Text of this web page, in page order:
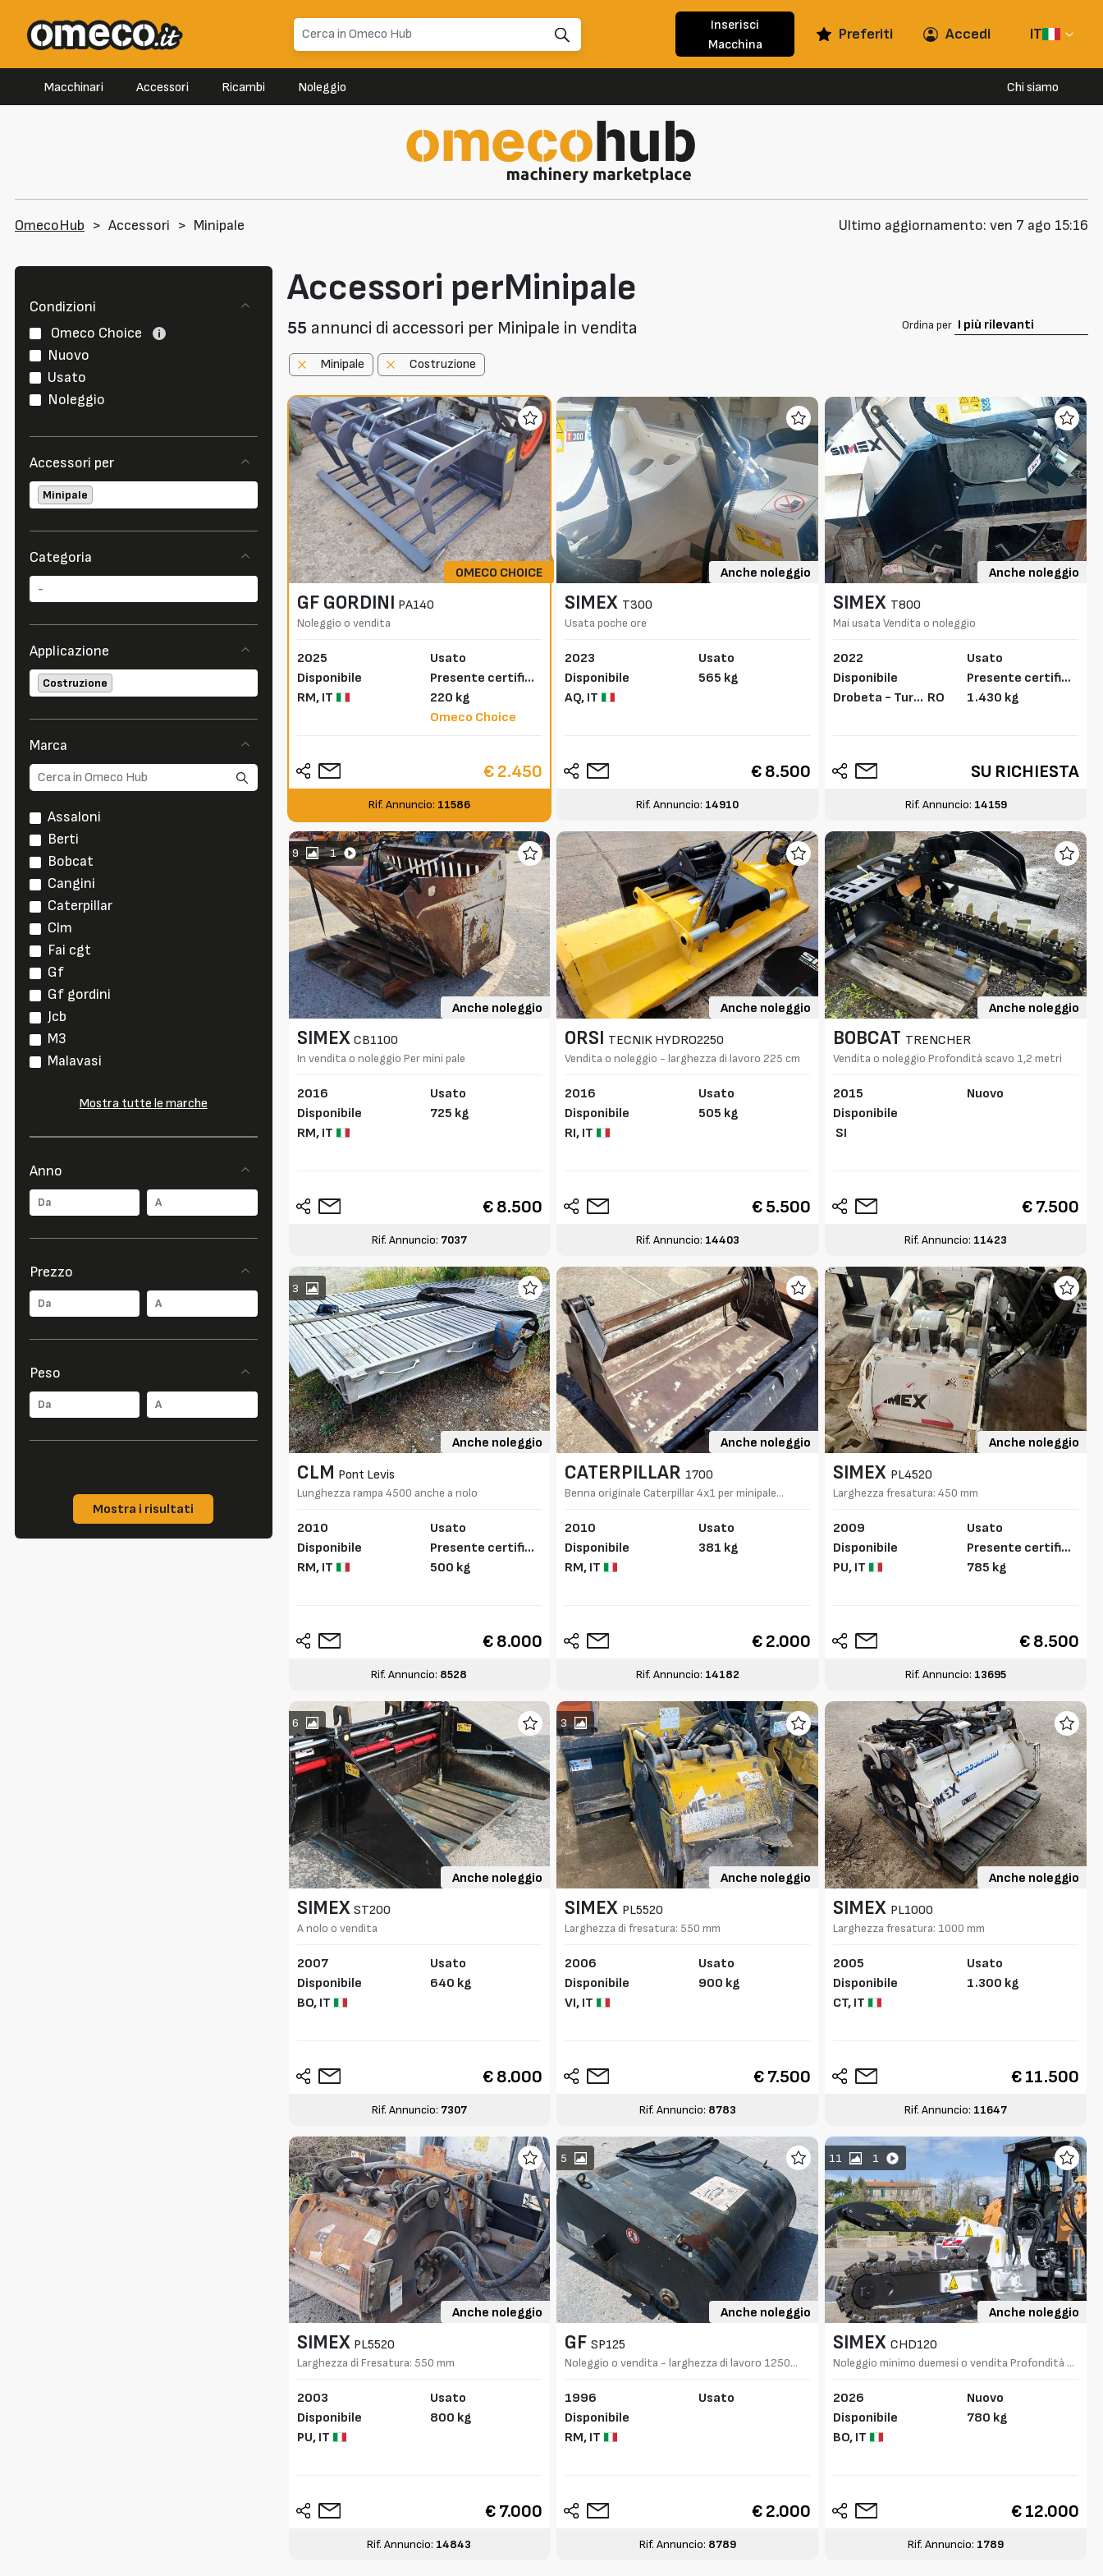
Inserisci
Macchina
Preferiti Accedi IT
Macchinari Accessori Ricambi Noleggio Chi siamo
OmecoHub > Accessori > Minipale Ultimo aggiornamento: ven 7 ago 15:16
Condizioni
Omeco Choice
Nuovo
Usato
Noleggio
Accessori per
Minipale
Categoria
Applicazione
Costruzione
Marca
Assaloni
Berti
Bobcat
Cangini
Caterpillar
Clm
Fai cgt
Gf
Gf gordini
Jcb
M3
Malavasi
Mostra tutte le marche
Anno
Prezzo
Peso
Mostra i risultati
Accessori perMinipale
55 annunci di accessori per Minipale in vendita Ordina per
Minipale Costruzione
OMECO CHOICE
GF GORDINI PA140
Noleggio o vendita
2025
Disponibile
RM,IT
Usato
Presente certifica
to CE
220 kg
Omeco Choice
€ 2.450
Rif. Annuncio: 11586
Anche noleggio
SIMEX T300
Usata poche ore
2023
Disponibile
AQ, IT
Usato
565 kg
€ 8.500
Rif. Annuncio: 14910
Anche noleggio
SIMEX T800
Mai usata Vendita o noleggio
2022
Disponibile
Drobeta - Turn RO
Usato
Presente certifica
to CE
1.430 kg
SU RICHIESTA
Rif. Annuncio: 14159
9 1
Anche noleggio
SIMEX CB1100
In vendita o noleggio Per mini pale
2016
Disponibile
RM,IT
Usato
725 kg
€ 8.500
Rif. Annuncio: 7037
Anche noleggio
ORSI TECNIK HYDRO2250
Vendita o noleggio - larghezza di lavoro 225 cm
2016
Disponibile
RI, IT
Usato
505 kg
€ 5.500
Rif. Annuncio: 14403
Anche noleggio
BOBCAT TRENCHER
Vendita o noleggio Profondità scavo 1,2 metri
2015
Disponibile
SI
Nuovo
€ 7.500
Rif. Annuncio: 11423
3
Anche noleggio
CLM Pont Levis
Lunghezza rampa 4500 anche a nolo
2010
Disponibile
RM,IT
Usato
Presente certifica
to CE
500 kg
€ 8.000
Rif. Annuncio: 8528
Anche noleggio
CATERPILLAR 1700
Benna originale Caterpillar 4x1 per minipale
2010
Disponibile
RM, IT
Usato
381 kg
€ 2.000
Rif. Annuncio: 14182
Anche noleggio
SIMEX PL4520
Larghezza fresatura: 450 mm
2009
Disponibile
PU, IT
Usato
Presente certifica
to CE
785 kg
€ 8.500
Rif. Annuncio: 13695
6
Anche noleggio
SIMEX ST200
A nolo o vendita
2007
Disponibile
BO,IT
Usato
640 kg
€ 8.000
Rif. Annuncio: 7307
3
Anche noleggio
SIMEX PL5520
Larghezza di fresatura: 550 mm
2006
Disponibile
VI, IT
Usato
900 kg
€ 7.500
Rif. Annuncio: 8783
Anche noleggio
SIMEX PL1000
Larghezza fresatura: 1000 mm
2005
Disponibile
CT, IT
Usato
1.300 kg
€ 11.500
Rif. Annuncio: 11647
Anche noleggio
SIMEX PL5520
Larghezza di Fresatura: 550 mm
2003
Disponibile
PU,IT
Usato
800 kg
€ 7.000
Rif. Annuncio: 14843
5
Anche noleggio
GF SP125
Noleggio o vendita - larghezza di lavoro 1250
1996
Disponibile
RM, IT
Usato
€ 2.000
Rif. Annuncio: 8789
11 1
Anche noleggio
SIMEX CHD120
Noleggio minimo duemesi o vendita Profondità di
2026
Disponibile
BO, IT
Nuovo
780 kg
€ 12.000
Rif. Annuncio: 1789